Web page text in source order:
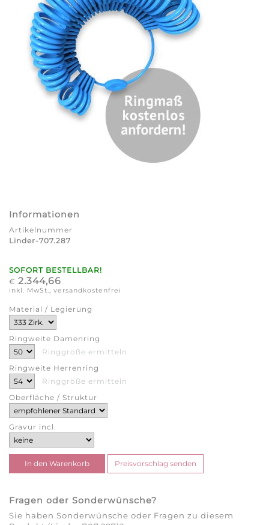
Informationen
Artikelnummer
Linder-707.287
SOFORT BESTELLBAR!
€ 2.344,66
inkl. MwSt., versandkostenfrei
Material / Legierung
Ringweite Damenring
Ringgröße ermitteln
Ringweite Herrenring
Ringgröße ermitteln
Oberfläche / Struktur
Gravur incl.
Fragen oder Sonderwünsche?
Sie haben Sonderwünsche oder Fragen zu diesem